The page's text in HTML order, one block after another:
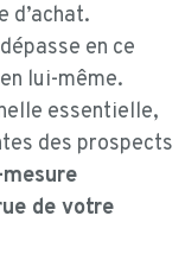
d’achat.
en ce
lui-même.
essentielle,
des prospects
de votre